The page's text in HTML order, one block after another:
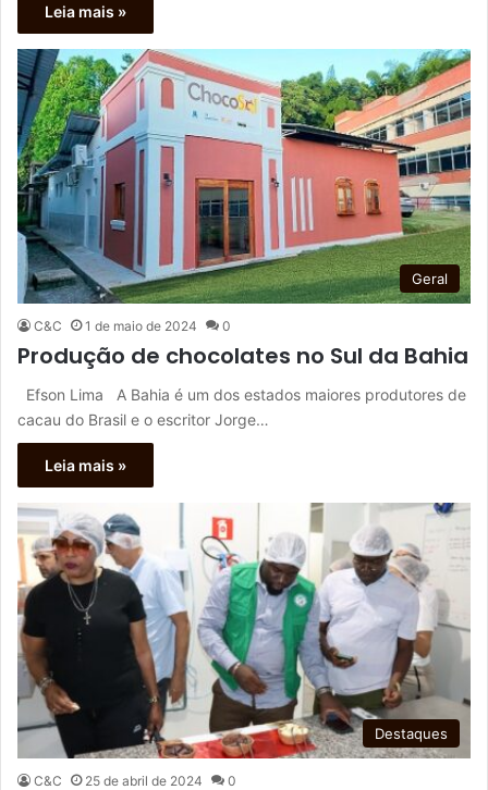
Leia mais »
Geral
C&C 1 de maio de 2024 0
Produção de chocolates no Sul da Bahia
Efson Lima A Bahia é um dos estados maiores produtores de
cacau do Brasil e o escritor Jorge…
Leia mais »
Destaques
C&C 25 de abril de 2024 0